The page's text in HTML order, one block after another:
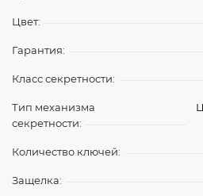
Цвет:
Гарантия:
Класс секретности:
Тип механизма
секретности:
Количество ключей:
Защелка: